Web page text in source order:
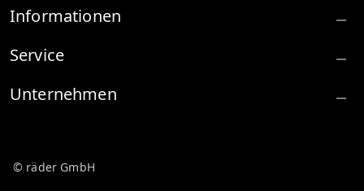
Informationen
Service
Unternehmen
© räder GmbH